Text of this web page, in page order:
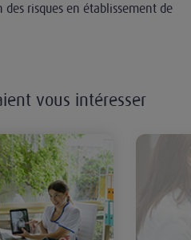
des risques en établissement de
vous intéresser
Patient mineur en odontologie